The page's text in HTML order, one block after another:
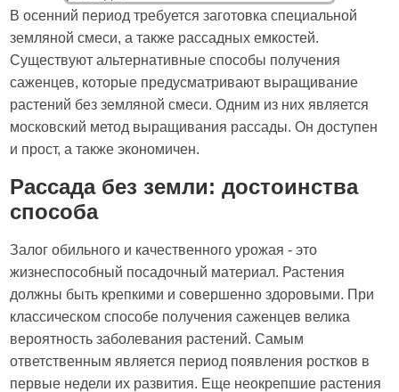
В осенний период требуется заготовка специальной
земляной смеси, а также рассадных емкостей.
Существуют альтернативные способы получения
саженцев, которые предусматривают выращивание
растений без земляной смеси. Одним из них является
московский метод выращивания рассады. Он доступен
и прост, а также экономичен.
Рассада без земли: достоинства
способа
Залог обильного и качественного урожая - это
жизнеспособный посадочный материал. Растения
должны быть крепкими и совершенно здоровыми. При
классическом способе получения саженцев велика
вероятность заболевания растений. Самым
ответственным является период появления ростков в
первые недели их развития. Еще неокрепшие растения